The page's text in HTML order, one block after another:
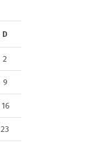
D
2
9
16
23